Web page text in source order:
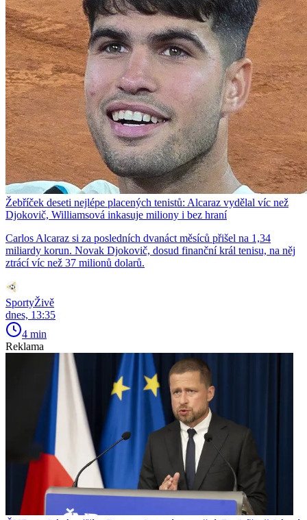
Žebříček deseti nejlépe placených tenistů: Alcaraz vydělal víc než
Djokovič, Williamsová inkasuje miliony i bez hraní
Carlos Alcaraz si za posledních dvanáct měsíců přišel na 1,34
miliardy korun. Novak Djokovič, dosud finanční král tenisu, na něj
ztrácí víc než 37 milionů dolarů.
SportyŽivě
dnes, 13:35
4 min
Reklama